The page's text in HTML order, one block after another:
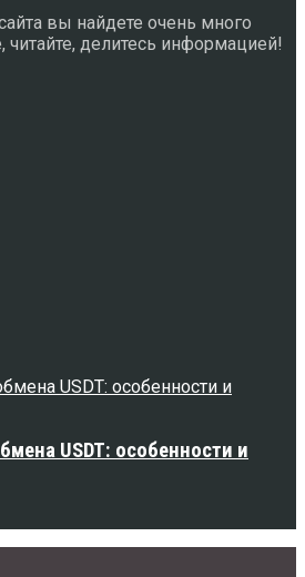
вы найдете очень много
читайте, делитесь информацией!
USDT: особенности и